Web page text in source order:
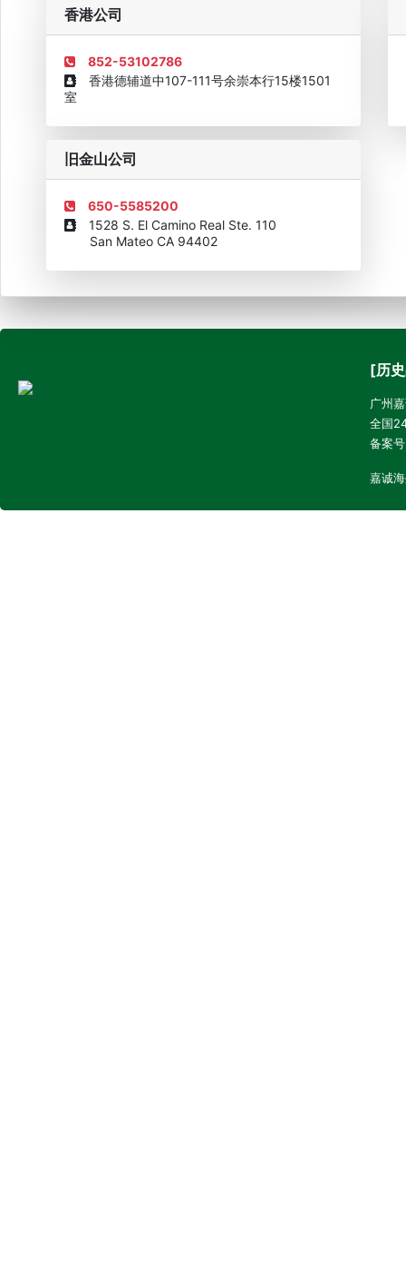
香港公司
852-53102786
香港德辅道中107-111号余崇本行15楼1501
室
旧金山公司
650-5585200
1528 S. El Camino Real Ste. 110
San Mateo CA 94402
[历
广州
全国
备案
嘉诚